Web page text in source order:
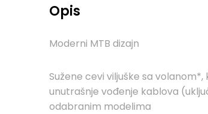
Opis
Moderni MTB dizajn
Sužene cevi viljuške sa
unutrašnje vođenje kablova
odabranim modelima